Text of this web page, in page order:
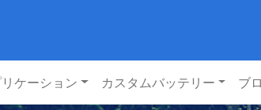
ケーション カスタムバッテリー ブ